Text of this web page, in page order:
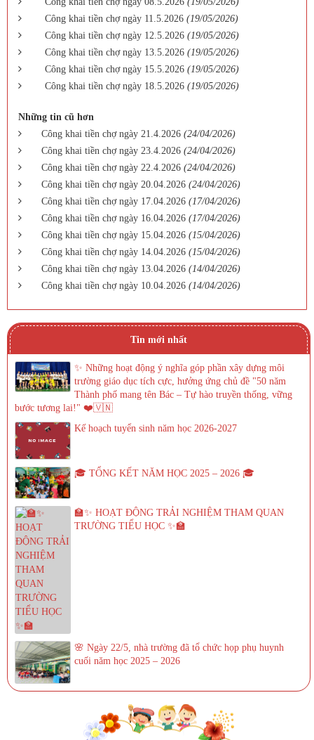
Công khai tiền chợ ngày 11.5.2026 (19/05/2026)
Công khai tiền chợ ngày 12.5.2026 (19/05/2026)
Công khai tiền chợ ngày 13.5.2026 (19/05/2026)
Công khai tiền chợ ngày 15.5.2026 (19/05/2026)
Công khai tiền chợ ngày 18.5.2026 (19/05/2026)
Những tin cũ hơn
Công khai tiền chợ ngày 21.4.2026 (24/04/2026)
Công khai tiền chợ ngày 23.4.2026 (24/04/2026)
Công khai tiền chợ ngày 22.4.2026 (24/04/2026)
Công khai tiền chợ ngày 20.04.2026 (24/04/2026)
Công khai tiền chợ ngày 17.04.2026 (17/04/2026)
Công khai tiền chợ ngày 16.04.2026 (17/04/2026)
Công khai tiền chợ ngày 15.04.2026 (15/04/2026)
Công khai tiền chợ ngày 14.04.2026 (15/04/2026)
Công khai tiền chợ ngày 13.04.2026 (14/04/2026)
Công khai tiền chợ ngày 10.04.2026 (14/04/2026)
Tin mới nhất
✨ Những hoạt động ý nghĩa góp phần xây dựng môi
trường giáo dục tích cực, hưởng ứng chủ đề "50 năm
Thành phố mang tên Bác – Tự hào truyền thống, vững
bước tương lai!" ❤️🇻🇳
Kế hoạch tuyển sinh năm học 2026-2027
🎓 TỔNG KẾT NĂM HỌC 2025 – 2026 🎓
🏫✨ HOẠT ĐỘNG TRẢI NGHIỆM THAM QUAN
TRƯỜNG TIỂU HỌC ✨🏫
🌸 Ngày 22/5, nhà trường đã tổ chức họp phụ huynh
cuối năm học 2025 – 2026